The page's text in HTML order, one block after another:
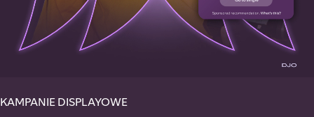
KAMPANIE DISPLAYOWE